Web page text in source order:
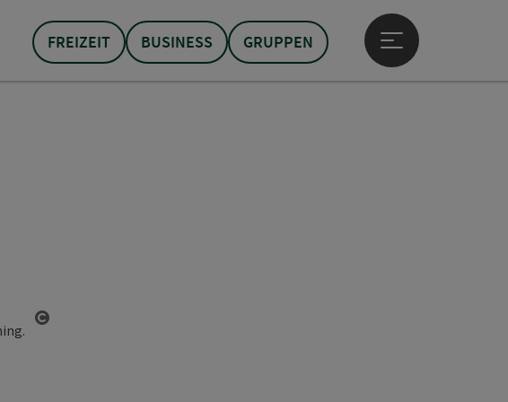
FREIZEIT BUSINESS GRUPPEN
Hauptmenü öffnen